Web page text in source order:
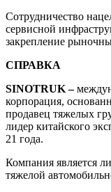
Сотрудничество
сервисной
закрепление
СПРАВКА
SINOTRUK –
корпорация,
продавец тяжелых
лидер китайского
21 года.
Компания является
тяжелой